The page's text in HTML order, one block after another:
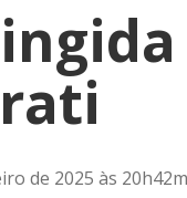
de 2025 às 20h42m